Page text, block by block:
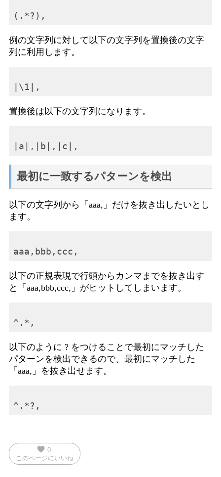
例の文字列に対して以下の文字列を置換後の文字
列に利用します。
置換後は以下の文字列になります。
最初に一致するパターンを検出
以下の文字列から「aaa,」だけを抜き出したいとし
ます。
以下の正規表現で行頭からカンマまでを抜き出す
と「aaa,bbb,ccc,」がヒットしてしまいます。
以下のように ? をつけることで最初にマッチした
パターンを検出できるので、最初にマッチした
「aaa,」を抜き出せます。
favorite 0
このページにいいね